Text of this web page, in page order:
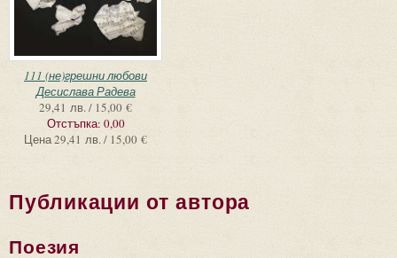
111 (не)грешни любови
Десислава Радева
29,41 лв. / 15,00 €
Отстъпка: 0,00
Цена29,41 лв. / 15,00 €
Публикации от автора
Поезия